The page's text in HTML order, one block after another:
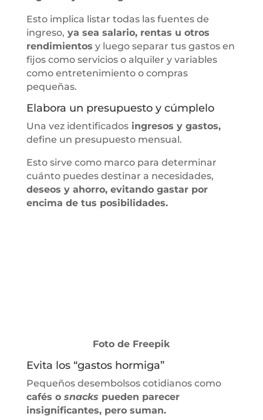
Esto implica listar todas las fuentes de
ingreso, ya sea salario, rentas u otros
rendimientos y luego separar tus gastos en
fijos como servicios o alquiler y variables
como entretenimiento o compras
pequeñas.
Elabora un presupuesto y cúmplelo
Una vez identificadosingresos y gastos,
define un presupuesto mensual.
Esto sirve como marco para determinar
cuánto puedes destinar a necesidades,
deseos y ahorro, evitando gastar por
encima de tus posibilidades.
Foto de Freepik
Evita los “gastos hormiga”
Pequeños desembolsos cotidianos como
cafés o snacks pueden parecer
insignificantes, pero suman.